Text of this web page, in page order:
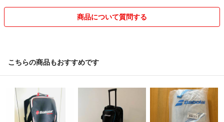
商品について質問する
こちらの商品もおすすめです